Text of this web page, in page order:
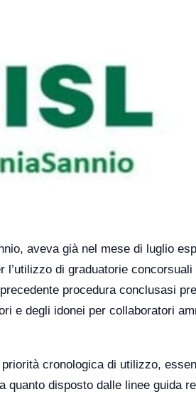
aveva già nel mese di luglio
di graduatorie
procedura conclusasi
e degli idonei per collaboratori
cronologica di utilizzo,
quanto disposto dalle linee guida